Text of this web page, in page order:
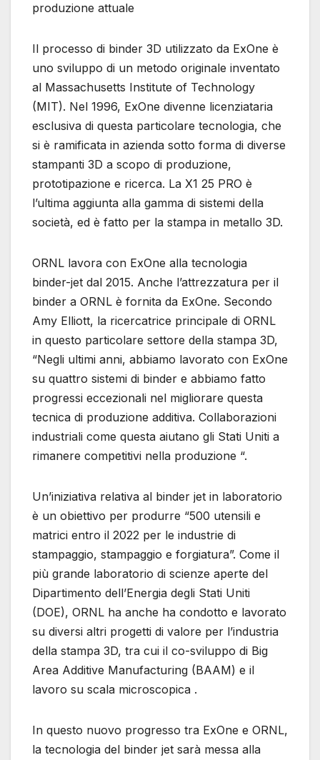
produzione attuale
Il processo di binder 3D utilizzato da ExOne è
uno sviluppo di un metodo originale inventato
al Massachusetts Institute of Technology
(MIT). Nel 1996, ExOne divenne licenziataria
esclusiva di questa particolare tecnologia, che
si è ramificata in azienda sotto forma di diverse
stampanti 3D a scopo di produzione,
prototipazione e ricerca. La X1 25 PRO è
l’ultima aggiunta alla gamma di sistemi della
società, ed è fatto per la stampa in metallo 3D.
ORNL lavora con ExOne alla tecnologia
binder-jet dal 2015. Anche l’attrezzatura per il
binder a ORNL è fornita da ExOne. Secondo
Amy Elliott, la ricercatrice principale di ORNL
in questo particolare settore della stampa 3D,
“Negli ultimi anni, abbiamo lavorato con ExOne
su quattro sistemi di binder e abbiamo fatto
progressi eccezionali nel migliorare questa
tecnica di produzione additiva. Collaborazioni
industriali come questa aiutano gli Stati Uniti a
rimanere competitivi nella produzione “.
Un’iniziativa relativa al binder jet in laboratorio
è un obiettivo per produrre “500 utensili e
matrici entro il 2022 per le industrie di
stampaggio, stampaggio e forgiatura”. Come il
più grande laboratorio di scienze aperte del
Dipartimento dell’Energia degli Stati Uniti
(DOE), ORNL ha anche ha condotto e lavorato
su diversi altri progetti di valore per l’industria
della stampa 3D, tra cui il co-sviluppo di Big
Area Additive Manufacturing (BAAM) e il
lavoro su scala microscopica .
In questo nuovo progresso tra ExOne e ORNL,
la tecnologia del binder jet sarà messa alla